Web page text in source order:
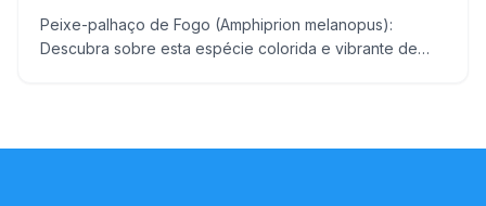
Peixe-palhaço de Fogo (Amphiprion melanopus):
Descubra sobre esta espécie colorida e vibrante de